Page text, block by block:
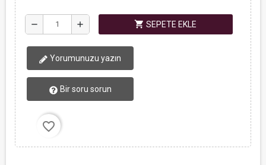
remove add shopping_cart SEPETE EKLE
Yorumunuzu yazın
Bir soru sorun
favorite_border